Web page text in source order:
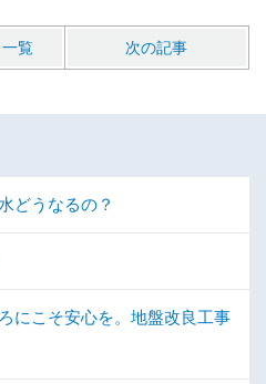
一覧 次の記事
どうなるの？
にこそ安心を。地盤改良工事